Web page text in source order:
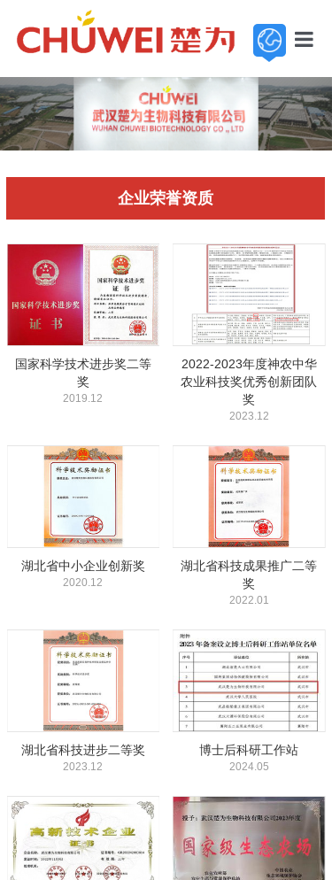
首页
走
联
企业荣誉资质
国家科学技术进步奖二等
奖
2019.12
2022-2023年度神农中华
农业科技奖优秀创新团队
奖
2023.12
湖北省中小企业创新奖
2020.12
湖北省科技成果推广二等
奖
2022.01
湖北省科技进步二等奖
2023.12
博士后科研工作站
2024.05